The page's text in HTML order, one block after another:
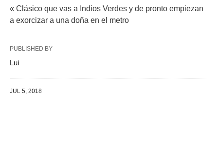
« Clásico que vas a Indios Verdes y de pronto empiezan
a exorcizar a una doña en el metro
PUBLISHED BY
Lui
JUL 5, 2018